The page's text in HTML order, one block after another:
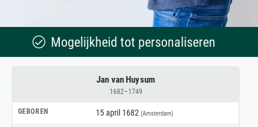
Mogelijkheid tot personaliseren
Jan van Huysum
1682–1749
GEBOREN 15 april 1682 (Amsterdam)